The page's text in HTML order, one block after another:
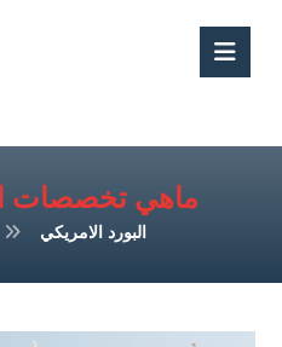
ماهي تخصصات
البورد الامريكي